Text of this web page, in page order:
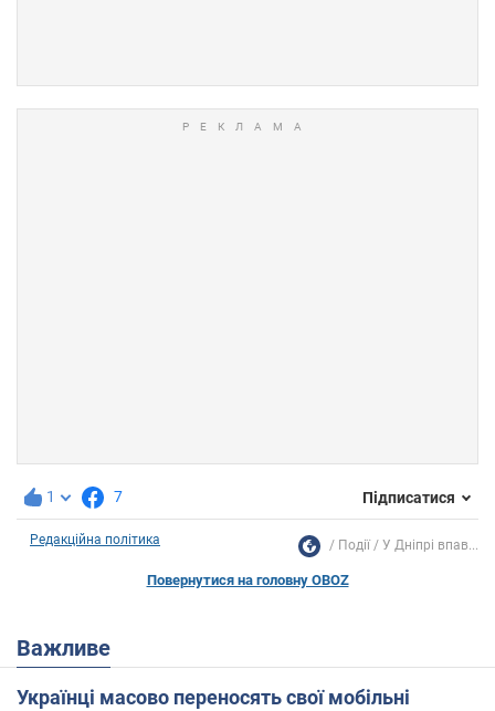
1 7 Підписатися
Редакційна політика Події У Дніпрі впав...
Повернутися на головну OBOZ
Важливе
Українці масово переносять свої мобільні